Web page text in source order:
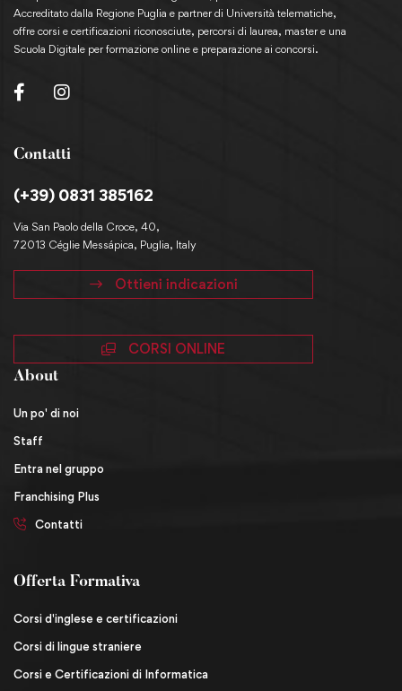
Accreditato dalla Regione Puglia e partner di Università telematiche,
offre corsi e certificazioni riconosciute, percorsi di laurea, master e una
Scuola Digitale per formazione online e preparazione ai concorsi.
Contatti
(+39) 0831 385162
Via San Paolo della Croce, 40,
72013 Céglie Messápica, Puglia, Italy
Ottieni indicazioni
CORSI ONLINE
About
Un po' di noi
Staff
Entra nel gruppo
Franchising Plus
Contatti
Offerta Formativa
Corsi d'inglese e certificazioni
Corsi di lingue straniere
Corsi e Certificazioni di Informatica